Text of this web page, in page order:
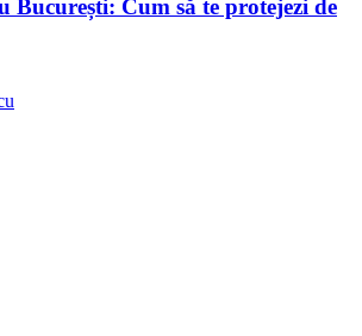
București: Cum să te protejezi de